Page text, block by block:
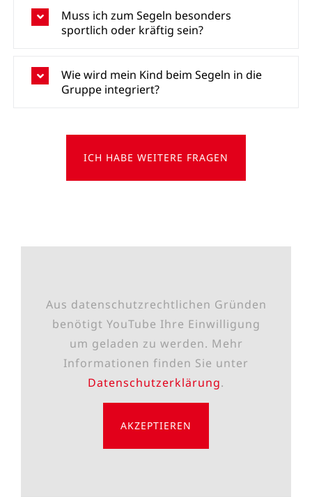
Muss ich zum Segeln besonders
sportlich oder kräftig sein?
Wie wird mein Kind beim Segeln in die
Gruppe integriert?
ICH HABE WEITERE FRAGEN
Aus datenschutzrechtlichen Gründen
benötigt YouTube Ihre Einwilligung
um geladen zu werden. Mehr
Informationen finden Sie unter
Datenschutzerklärung.
AKZEPTIEREN